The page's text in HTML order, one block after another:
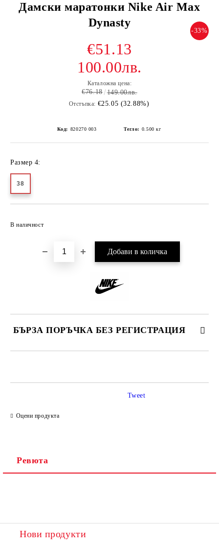
Дамски маратонки Nike Air Max
Dynasty
-33%
€51.13
100.00лв.
Каталожна цена:
€76.18 149.00лв.
Отстъпка: €25.05 (32.88%)
Код: 820270 003 Тегло: 0.500 кг
Размер 4:
38
В наличност
БЪРЗА ПОРЪЧКА БЕЗ РЕГИСТРАЦИЯ
Оцени продукта
Tweet
Ревюта
Нови продукти